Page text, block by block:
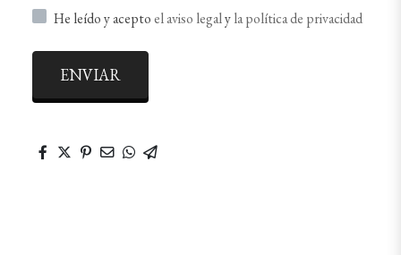
He leído y aceptoel aviso legalyla política de privacidad
ENVIAR